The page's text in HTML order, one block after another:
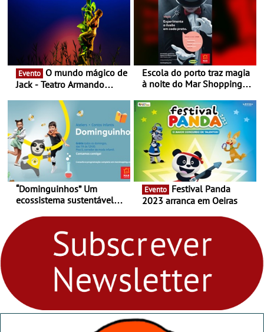
Evento
Jack - Teatro Armando
Escola do porto traz magia
à noite do Mar Shopping
29 de abril, às 21h00
“Dominguinhos” Um
ecossistema sustentável
fores - Atelier de Educação
Ambiental nos
“Dominguinhos” de 23 de
Evento
2023 arranca em Oeiras